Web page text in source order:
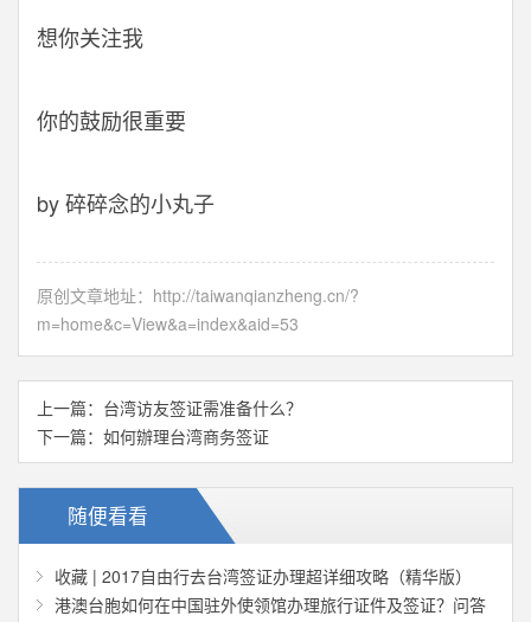
想你关注我
你的鼓励很重要
by 碎碎念的小丸子
原创文章地址： http://taiwanqianzheng.cn/?
m=home&c=View&a=index&aid=53
上一篇： 台湾访友签证需准备什么？
下一篇： 如何辦理台湾商务签证
随便看看
收藏 | 2017自由行去台湾签证办理超详细攻略（精华版）
港澳台胞如何在中国驻外使领馆办理旅行证件及签证？问答